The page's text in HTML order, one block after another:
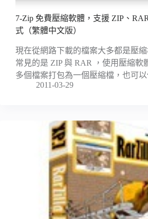
7-Zip 免費壓縮軟體，支援 ZIP、
式（繁體中文版）
現在從網路下載的檔案大多都是壓
常見的是 ZIP 與 RAR ，使用壓縮軟
多個檔案打包為一個壓縮檔，也可
2011-03-29